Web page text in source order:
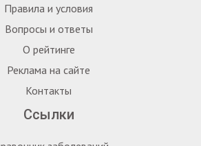
Правила и условия
Вопросы и ответы
О рейтинге
Реклама на сайте
Контакты
Ссылки